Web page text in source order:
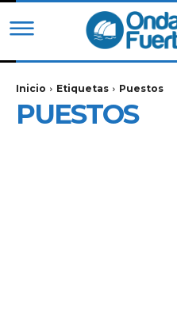
Inicio Etiquetas Puestos
PUESTOS